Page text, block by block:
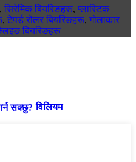
, सिरेमिक बियरिङहरू, प्लास्टिक
, टेपर्ड रोलर बियरिङहरू, गोलाकार
बियरिङहरू
विलियम